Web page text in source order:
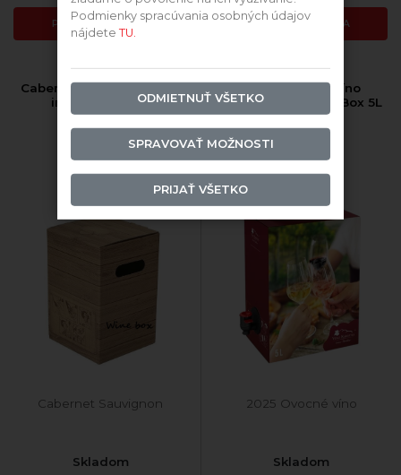
PRIDAŤ DO KOŠÍKA PRIDAŤ DO KOŠÍKA
Cabernet Sauvignon Bag
in Box 5L suche
Cabernet Sauvignon
Skladom
Čučoriedkové víno
polosladké Bag in Box 5L
Vino Karpatia
2025 Ovocné víno
Skladom
Podmienky spracúvania osobných údajov
nájdeteTU.
ODMIETNUŤ VŠETKO
SPRAVOVAŤ MOŽNOSTI
PRIJAŤ VŠETKO